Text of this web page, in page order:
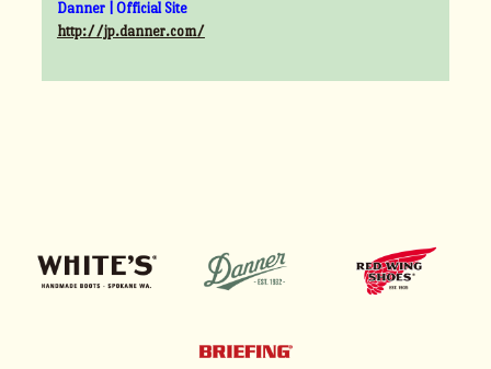
Danner | Official Site
http://jp.danner.com/